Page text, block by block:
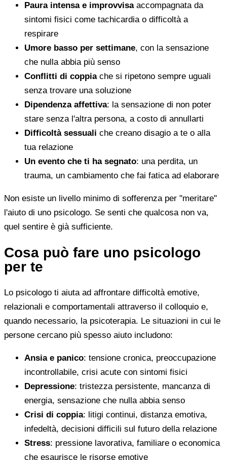
Paura intensa e improvvisaaccompagnata da
sintomi fisici come tachicardia o difficoltà a
respirare
Umore basso per settimane, con la sensazione
che nulla abbia più senso
Conflitti di coppiache si ripetono sempre uguali
senza trovare una soluzione
Dipendenza affettiva: la sensazione di non poter
stare senza l'altra persona, a costo di annullarti
Difficoltà sessuali che creano disagio a te o alla
tua relazione
Un evento che ti ha segnato: una perdita, un
trauma, un cambiamento che fai fatica ad elaborare
Non esiste un livello minimo di sofferenza per "meritare"
l'aiuto di uno psicologo. Se senti che qualcosa non va,
quel sentire è già sufficiente.
Cosa può fare uno psicologo
per te
Lo psicologo ti aiuta ad affrontare difficoltà emotive,
relazionali e comportamentali attraverso il colloquio e,
quando necessario, la psicoterapia. Le situazioni in cui le
persone cercano più spesso aiuto includono:
Ansia e panico: tensione cronica, preoccupazione
incontrollabile, crisi acute con sintomi fisici
Depressione: tristezza persistente, mancanza di
energia, sensazione che nulla abbia senso
Crisi di coppia: litigi continui, distanza emotiva,
infedeltà, decisioni difficili sul futuro della relazione
Stress: pressione lavorativa, familiare o economica
che esaurisce le risorse emotive